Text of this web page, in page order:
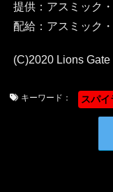
提供：アスミック
配給：アスミック
(C)2020 Lions
キーワード： スパイ